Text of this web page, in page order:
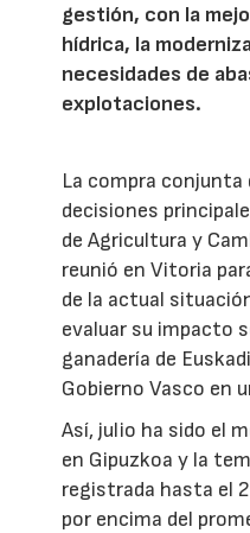
gestión, con la
hídrica, la
necesidades de
explotaciones.
La compra conjunta
decisiones
de Agricultura y
reunió en Vitoria
de la actual
evaluar su impacto
ganadería de
Gobierno Vasco en
Así, julio ha sido el
en Gipuzkoa y la
registrada hasta el
por encima del